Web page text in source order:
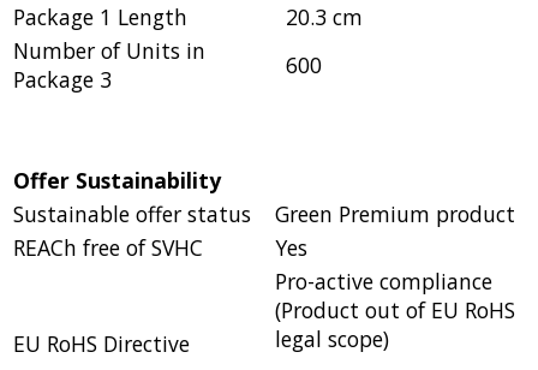
Package 1 Length
20.3 cm
Number of Units in
Package 3
600
Offer Sustainability
Sustainable offer status
Green Premium product
REACh free of SVHC
Yes
EU RoHS Directive
Pro-active compliance
(Product out of EU RoHS
legal scope)